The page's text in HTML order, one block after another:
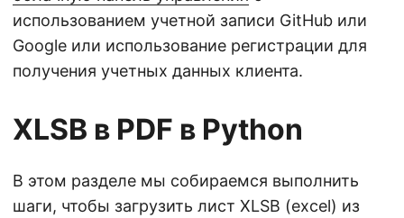
использованием учетной записи GitHub или
Google или использование регистрации для
получения учетных данных клиента.
XLSB в PDF в Python
В этом разделе мы собираемся выполнить
шаги, чтобы загрузить лист XLSB (excel) из